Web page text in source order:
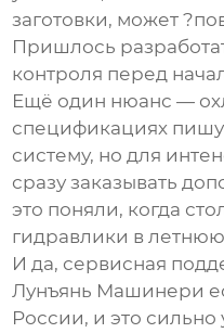
заготовки, может
Пришлось
контроля перед
Ещё один нюанс —
спецификациях
систему, но для
сразу заказывать
это поняли, когда
гидравлики в
И да, сервисная
Лунъянь Машинери
России, и это